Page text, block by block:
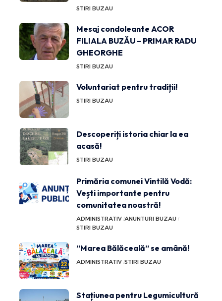
STIRI BUZAU
Mesaj condoleante ACOR
FILIALA BUZĂU – PRIMAR RADU
GHEORGHE
STIRI BUZAU
Voluntariat pentru tradiții!
STIRI BUZAU
Descoperiți istoria chiar la ea
acasă!
STIRI BUZAU
Primăria comunei Vintilă Vodă:
Vești importante pentru
comunitatea noastră!
ADMINISTRATIV ANUNTURI BUZAU
STIRI BUZAU
”Marea Bălăceală” se amână!
ADMINISTRATIV STIRI BUZAU
Stațiunea pentru Legumicultură